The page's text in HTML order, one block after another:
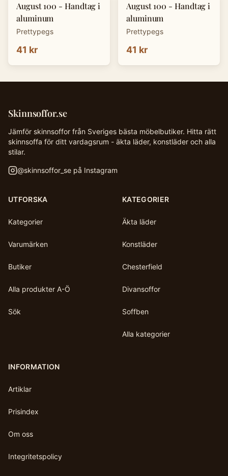
August 100 - Handtag i
aluminum
Prettypegs
41 kr
August 100 - Handtag i
aluminum
Prettypegs
41 kr
Skinnsoffor.se
Jämför skinnsoffor från Sveriges bästa möbelbutiker. Hitta rätt
skinnsoffa för ditt vardagsrum - äkta läder, konstläder och alla
stilar.
@skinnsoffor_se på Instagram
UTFORSKA
Kategorier
Varumärken
Butiker
Alla produkter A-Ö
Sök
KATEGORIER
Äkta läder
Konstläder
Chesterfield
Divansoffor
Soffben
Alla kategorier
INFORMATION
Artiklar
Prisindex
Om oss
Integritetspolicy